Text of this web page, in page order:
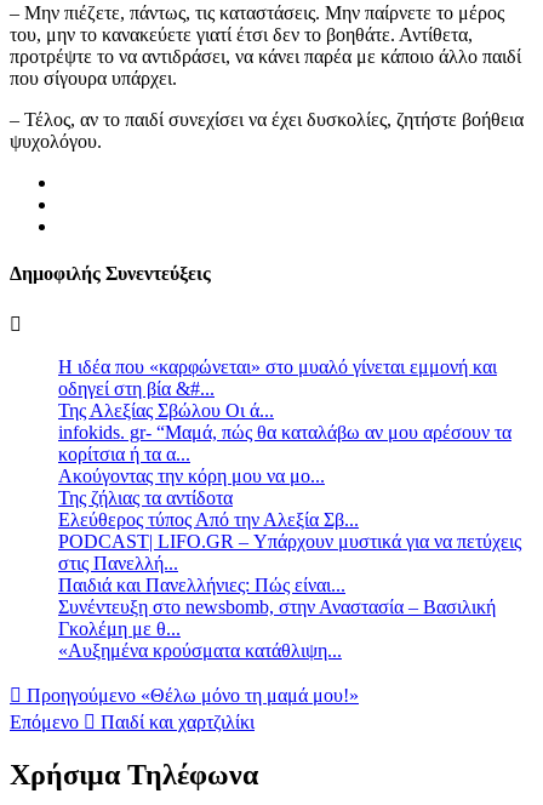
– Μην πιέζετε, πάντως, τις καταστάσεις. Μην παίρνετε το μέρος
του, μην το κανακεύετε γιατί έτσι δεν το βοηθάτε. Αντίθετα,
προτρέψτε το να αντιδράσει, να κάνει παρέα με κάποιο άλλο παιδί
που σίγουρα υπάρχει.
– Τέλος, αν το παιδί συνεχίσει να έχει δυσκολίες, ζητήστε βοήθεια
ψυχολόγου.
Δημοφιλής Συνεντεύξεις
Η ιδέα που «καρφώνεται» στο μυαλό γίνεται εμμονή και
οδηγεί στη βία &#...
Της Αλεξίας Σβώλου Οι ά...
infokids. gr- “Μαμά, πώς θα καταλάβω αν μου αρέσουν τα
κορίτσια ή τα α...
Ακούγοντας την κόρη μου να μο...
Της ζήλιας τα αντίδοτα
Ελεύθερος τύπος Από την Αλεξία Σβ...
PODCAST| LIFO.GR – Υπάρχουν μυστικά για να πετύχεις
στις Πανελλή...
Παιδιά και Πανελλήνιες: Πώς είναι...
Συνέντευξη στο newsbomb, στην Αναστασία – Βασιλική
Γκολέμη με θ...
«Αυξημένα κρούσματα κατάθλιψη...
Προηγούμενο «Θέλω μόνο τη μαμά μου!»
Επόμενο
Παιδί και χαρτζιλίκι
Χρήσιμα Τηλέφωνα